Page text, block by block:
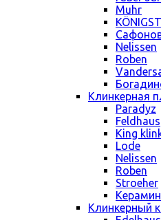
Muhr
Nelissen
Roben
Клинкерная
Paradyz
Feldhaus
King
Lode
Nelissen
Roben
Stroeher
Керамин
Клинкерный